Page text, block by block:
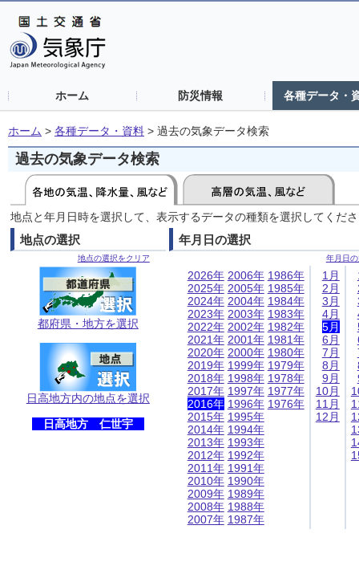
ホーム 防災情報 各種データ・
ホーム > 各種データ・資料 > 過去の気象データ検索
過去の気象データ検索
地点と年月日時を選択して、表示するデータの種類を選択してくだ
地点の選択
地点の選択をクリア
都府県・地方を選択
日高地方内の地点を選択
日高地方 仁世宇
年月日の選択
年月日
2026年
2025年
2024年
2023年
2022年
2021年
2020年
2019年
2018年
2017年
2016年
2015年
2014年
2013年
2012年
2011年
2010年
2009年
2008年
2007年
2006年
2005年
2004年
2003年
2002年
2001年
2000年
1999年
1998年
1997年
1996年
1995年
1994年
1993年
1992年
1991年
1990年
1989年
1988年
1987年
1986年
1985年
1984年
1983年
1982年
1981年
1980年
1979年
1978年
1977年
1976年
1月
2月
3月
4月
5月
6月
7月
8月
9月
10月
11月
12月